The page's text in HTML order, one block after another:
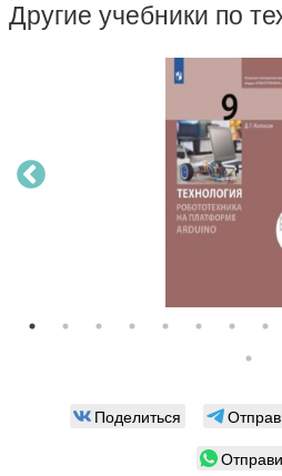
Другие учебники по
Поделиться